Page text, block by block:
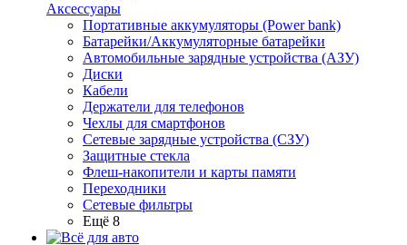
Аксессуары
Портативные аккумуляторы (Power bank)
Батарейки/Аккумуляторные батарейки
Автомобильные зарядные устройства (АЗУ)
Диски
Кабели
Держатели для телефонов
Чехлы для смартфонов
Сетевые зарядные устройства (СЗУ)
Защитные стекла
Флеш-накопители и карты памяти
Переходники
Сетевые фильтры
Ещё 8